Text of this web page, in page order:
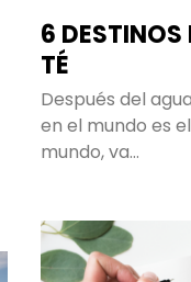
6 DESTINOS
TÉ
Después del
en el mundo es
mundo, va…